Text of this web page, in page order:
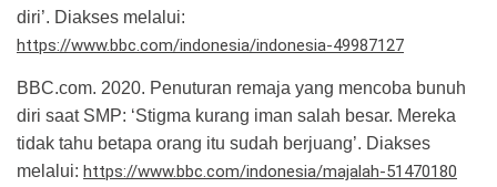
diri’. Diakses melalui:
https://www.bbc.com/indonesia/indonesia-49987127
BBC.com. 2020. Penuturan remaja yang mencoba bunuh
diri saat SMP: ‘Stigma kurang iman salah besar. Mereka
tidak tahu betapa orang itu sudah berjuang’. Diakses
melalui: https://www.bbc.com/indonesia/majalah-51470180